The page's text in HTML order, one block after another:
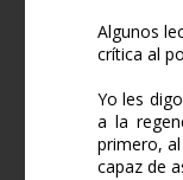
Algunos
crítica al
Yo les
a la
primero,
capaz de